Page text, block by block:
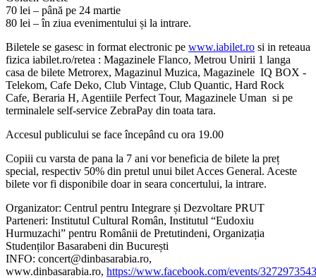
70 lei – până pe 24 martie
80 lei – în ziua evenimentului și la intrare.
Biletele se gasesc in format electronic pe www.iabilet.ro si in reteaua
fizica iabilet.ro/retea : Magazinele Flanco, Metrou Unirii 1 langa
casa de bilete Metrorex, Magazinul Muzica, Magazinele IQ BOX -
Telekom, Cafe Deko, Club Vintage, Club Quantic, Hard Rock
Cafe, Beraria H, Agentiile Perfect Tour, Magazinele Uman si pe
terminalele self-service ZebraPay din toata tara.
Accesul publicului se face începând cu ora 19.00
Copiii cu varsta de pana la 7 ani vor beneficia de bilete la preț
special, respectiv 50% din pretul unui bilet Acces General. Aceste
bilete vor fi disponibile doar in seara concertului, la intrare.
Organizator: Centrul pentru Integrare și Dezvoltare PRUT
Parteneri: Institutul Cultural Român, Institutul “Eudoxiu
Hurmuzachi” pentru Românii de Pretutindeni, Organizația
Studenților Basarabeni din București
INFO: concert@dinbasarabia.ro,
www.dinbasarabia.ro, https://www.facebook.com/events/